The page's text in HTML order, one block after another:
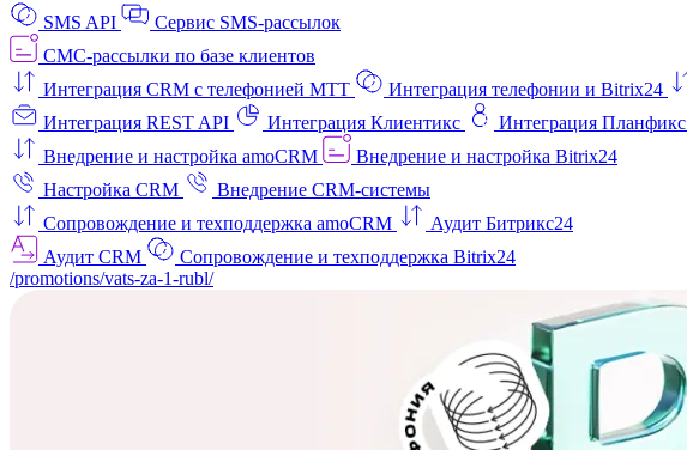
SMS API
Сервис SMS-рассылок
СМС-рассылки по базе клиентов
Интеграция CRM с телефонией МТТ
Интеграция телефонии и Bitrix24
Интеграция REST API
Интеграция Клиентикс Интеграция Планфикс
Внедрение и настройка amoCRM
Внедрение и настройка Bitrix24
Настройка CRM
Внедрение CRM-системы
Сопровождение и техподдержка amoCRM
Аудит Битрикс24
Аудит CRM
Сопровождение и техподдержка Bitrix24
/promotions/vats-za-1-rubl/